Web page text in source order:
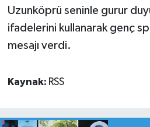
Uzunköprü seninle gurur
ifadelerini kullanarak genç
mesajı verdi.
Kaynak: RSS